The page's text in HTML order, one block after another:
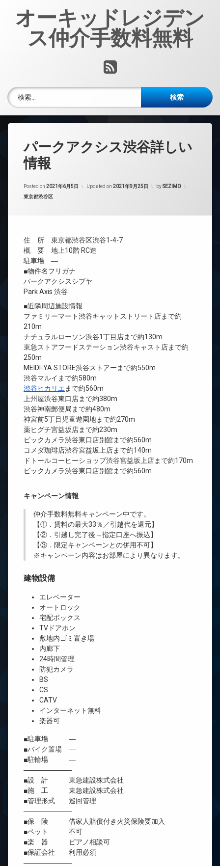
オーキッドレジデン
ス仲介手数料無料
RSS
検索:
パークアクシス渋谷詳しい
情報
Posted on 2021年6月5日 Updated on 2021年9月25日 bySEZIMO
カテゴリー:
東京都渋谷区
住 所 東京都渋谷区渋谷1-4-7
概 要 地上10階 RC造
駐車場 ―
■物件名フリガナ
パークアクシスシブヤ
Park Axis 渋谷
■近隣周辺施設情報
ファミリーマート渋谷キャットストリート店まで約
210m
ナチュラルローソン渋谷1丁目店まで約130m
東急ストアフードステーション渋谷キャスト店まで約
250m
MEIDI-YA STORE渋谷ストアーまで約550m
渋谷マルイまで約580m
渋谷ヒカリエ まで約560m
上州屋渋谷東口店まで約380m
渋谷神南郵便局まで約480m
神宮前5丁目児童遊園地まで約270m
薬ヒグチ宮益坂店まで約230m
ビックカメラ渋谷東口店別館まで約560m
コメダ珈琲店渋谷宮益坂上店まで約140m
ドトールコーヒーショップ渋谷宮益坂上店まで約170m
ビックカメラ渋谷東口店別館まで約560m
キャンペーン情報
仲介手数料無料キャンペーン中です。
【①．賃料の最大33％／引越代を還元】
【②．引越し完了後→指定口座へ振込】
【③．限定キャンペーンとの併用不可】
※キャンペーン内容はお部屋により異なります。
建物設備
エレベーター
オートロック
宅配ボックス
TVドアホン
敷地内ゴミ置き場
内廊下
24時間管理
防犯カメラ
BS
CS
CATV
インターネット無料
楽器可
■駐車場 ―
■バイク置場 ―
■駐輪場 ―
―――――――
■設 計 東急建設株式会社
■施 工 東急建設株式会社
■管理形式 巡回管理
―――――――
■保 険 借家人賠償付き火災保険要加入
■ペット 不可
■楽 器 ピアノ相談可
■保証会社 利用必須
―――――――